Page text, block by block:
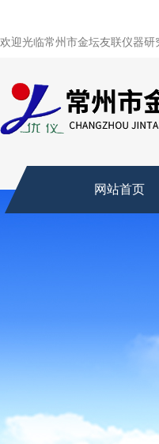
欢迎光临常州市金坛友联仪器研
网站首页